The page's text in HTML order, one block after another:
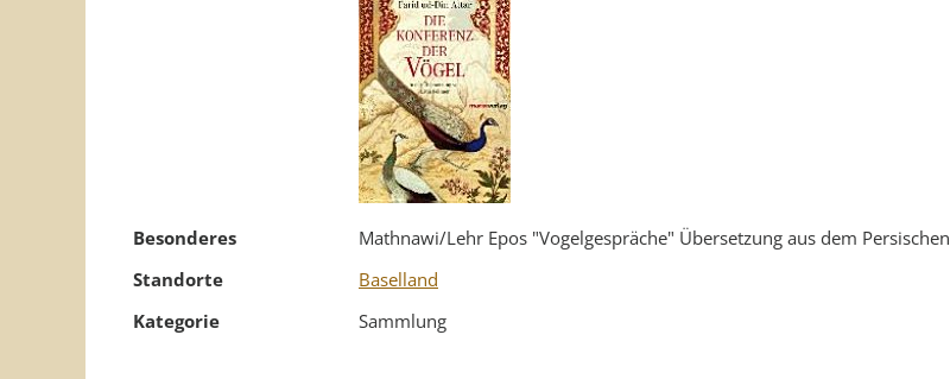
Besonderes
Mathnawi/Lehr Epos "Vogelgespräche" Übersetzung aus dem Persischen
Standorte
Baselland
Kategorie
Sammlung